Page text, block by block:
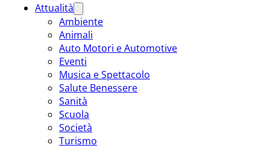
Attualità
Ambiente
Animali
Auto Motori e Automotive
Eventi
Musica e Spettacolo
Salute Benessere
Sanità
Scuola
Società
Turismo